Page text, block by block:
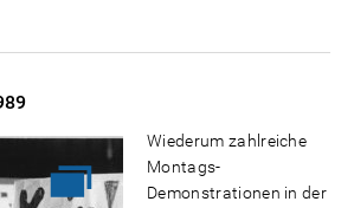
Wiederum zahlreiche
Montags-
Demonstrationen in der